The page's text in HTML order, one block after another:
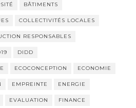
BÂTIMENTS
COLLECTIVITÉS LOCALES
RESPONSABLES
DIDD
ECOCONCEPTION ECONOMIE
EMPREINTE ENERGIE
EVALUATION FINANCE